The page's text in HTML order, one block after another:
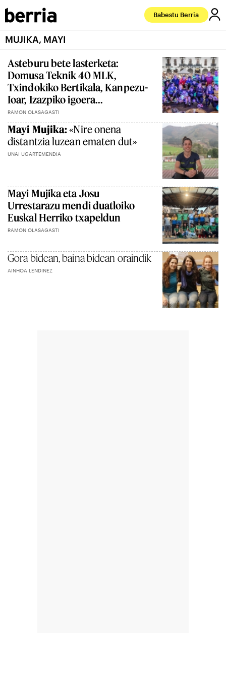
Babestu Berria
MUJIKA, MAYI
Asteburu bete lasterketa:
Domusa Teknik 40 MLK,
Txindokiko Bertikala, Kanpezu-
Ioar, Izazpiko igoera...
RAMON OLASAGASTI
Mayi Mujika:«Nire onena
distantzia luzean ematen dut»
UNAI UGARTEMENDIA
Mayi Mujika eta Josu
Urrestarazu mendi duatloiko
Euskal Herriko txapeldun
RAMON OLASAGASTI
Gora bidean, baina bidean oraindik
AINHOA LENDINEZ